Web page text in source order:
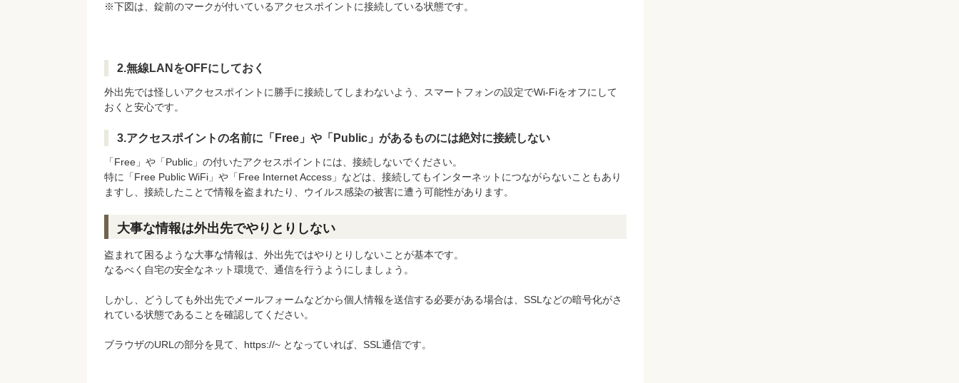
※下図は、錠前のマークが付いているアクセスポイントに接続している状態です。
2.無線LANをOFFにしておく
外出先では怪しいアクセスポイントに勝手に接続してしまわないよう、スマートフォンの設定でWi-Fiをオフにして
おくと安心です。
3.アクセスポイントの名前に「Free」や「Public」があるものには絶対に接続しない
「Free」や「Public」の付いたアクセスポイントには、接続しないでください。
特に「Free Public WiFi」や「Free Internet Access」などは、接続してもインターネットにつながらないこともあり
ますし、接続したことで情報を盗まれたり、ウイルス感染の被害に遭う可能性があります。
大事な情報は外出先でやりとりしない
盗まれて困るような大事な情報は、外出先ではやりとりしないことが基本です。
なるべく自宅の安全なネット環境で、通信を行うようにしましょう。
しかし、どうしても外出先でメールフォームなどから個人情報を送信する必要がある場合は、SSLなどの暗号化がさ
れている状態であることを確認してください。
ブラウザのURLの部分を見て、https://~ となっていれば、SSL通信です。